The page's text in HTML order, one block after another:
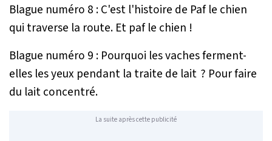
Blague numéro 8 : C'est l'histoire de Paf le chien
qui traverse la route. Et paf le chien !
Blague numéro 9 : Pourquoi les vaches ferment-
elles les yeux pendant la traite de lait ? Pour faire
du lait concentré.
La suite après cette publicité